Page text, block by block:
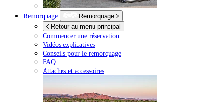
Remorquage
Remorquage
Retour au menu principal
Commencer une réservation
Vidéos explicatives
Conseils pour le remorquage
FAQ
Attaches et accessoires